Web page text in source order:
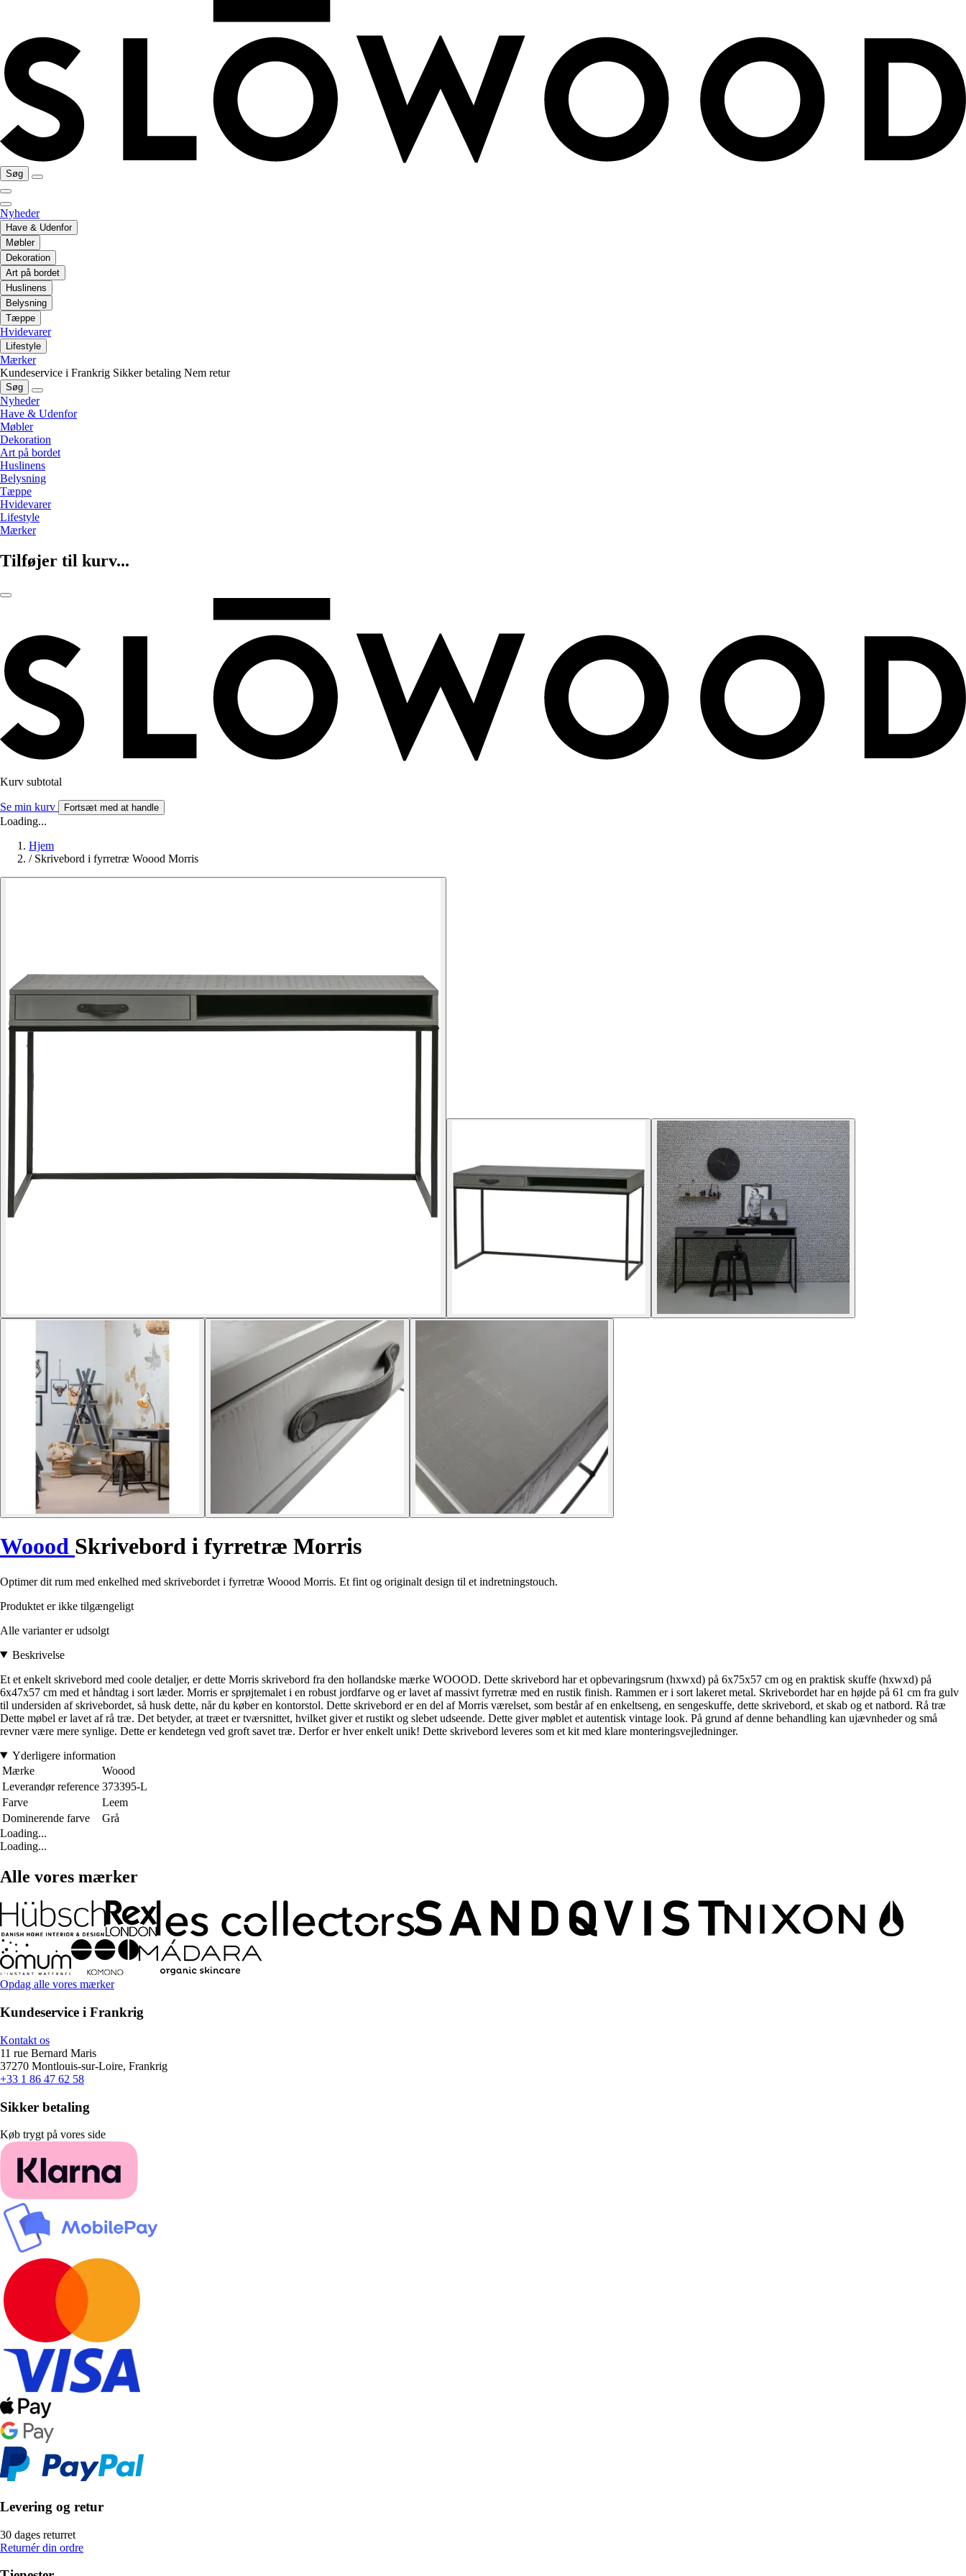
Søg
Nyheder
Have & Udenfor
Møbler
Dekoration
Art på bordet
Huslinens
Belysning
Tæppe
Hvidevarer
Lifestyle
Mærker
Kundeservice i Frankrig Sikker betaling Nem retur
Søg
Nyheder
Have & Udenfor
Møbler
Dekoration
Art på bordet
Huslinens
Belysning
Tæppe
Hvidevarer
Lifestyle
Mærker
Tilføjer til kurv...
Kurv subtotal
Se min kurv Fortsæt med at handle
Loading...
Hjem
/ Skrivebord i fyrretræ Woood Morris
Woood Skrivebord i fyrretræ Morris
Optimer dit rum med enkelhed med skrivebordet i fyrretræ Woood Morris. Et fint og originalt design til et indretningstouch.
Produktet er ikke tilgængeligt
Alle varianter er udsolgt
Beskrivelse
Et et enkelt skrivebord med coole detaljer, er dette Morris skrivebord fra den hollandske mærke WOOOD. Dette skrivebord har et opbevaringsrum (hxwxd) på 6x75x57 cm og en praktisk skuffe (hxwxd) på
6x47x57 cm med et håndtag i sort læder. Morris er sprøjtemalet i en robust jordfarve og er lavet af massivt fyrretræ med en rustik finish. Rammen er i sort lakeret metal. Skrivebordet har en højde på 61 cm fra gulv
til undersiden af skrivebordet, så husk dette, når du køber en kontorstol. Dette skrivebord er en del af Morris værelset, som består af en enkeltseng, en sengeskuffe, dette skrivebord, et skab og et natbord. Rå træ
Dette møbel er lavet af rå træ. Det betyder, at træet er tværsnittet, hvilket giver et rustikt og slebet udseende. Dette giver møblet et autentisk vintage look. På grund af denne behandling kan ujævnheder og små
revner være mere synlige. Dette er kendetegn ved groft savet træ. Derfor er hver enkelt unik! Dette skrivebord leveres som et kit med klare monteringsvejledninger.
Yderligere information
Mærke
Woood
Leverandør reference 373395-L
Farve
Leem
Dominerende farve
Grå
Loading...
Loading...
Alle vores mærker
Opdag alle vores mærker
Kundeservice i Frankrig
Kontakt os
11 rue Bernard Maris
37270 Montlouis-sur-Loire, Frankrig
+33 1 86 47 62 58
Sikker betaling
Køb trygt på vores side
Levering og retur
30 dages returret
Returnér din ordre